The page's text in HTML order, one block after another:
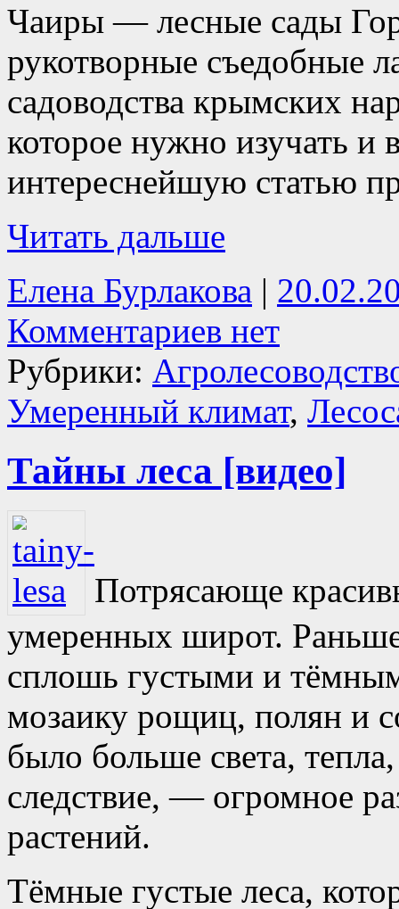
Чаиры — лесные сады
рукотворные съедобные
садоводства крымских
которое нужно изучать
интереснейшую статью
Читать дальше
Елена Бурлакова |
Комментариев нет
Рубрики:
Умеренный климат,
Тайны леса [видео]
Потрясающе
умеренных широт.
сплошь густыми и
мозаику рощиц, полян и
было больше света,
следствие, — огромное
растений.
Тёмные густые леса,